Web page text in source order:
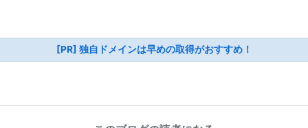
[PR] 独自ドメインは早めの取得がおすすめ！